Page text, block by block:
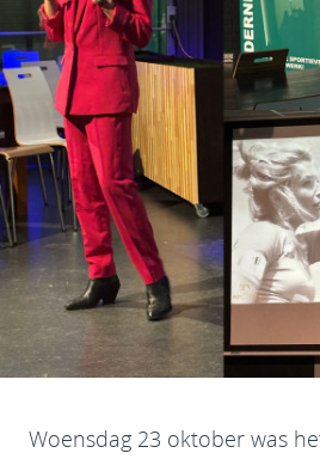
Woensdag 23 oktober was